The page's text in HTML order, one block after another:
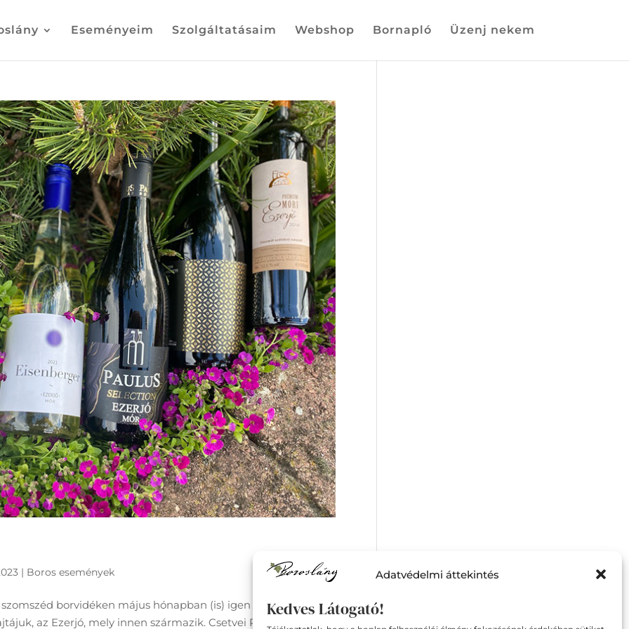
Adatvédelmi áttekintés
Kedves Látogató!
Eseményeim Szolgáltatásaim Webshop Bornapló Üzenj nekem
| Boros események
borvidéken május hónapban (is) igen aktív a borász
az Ezerjó, mely innen származik. Csetvei Pince Mór Egy